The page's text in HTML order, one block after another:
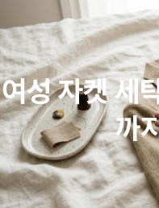
여성 자켓 세
까